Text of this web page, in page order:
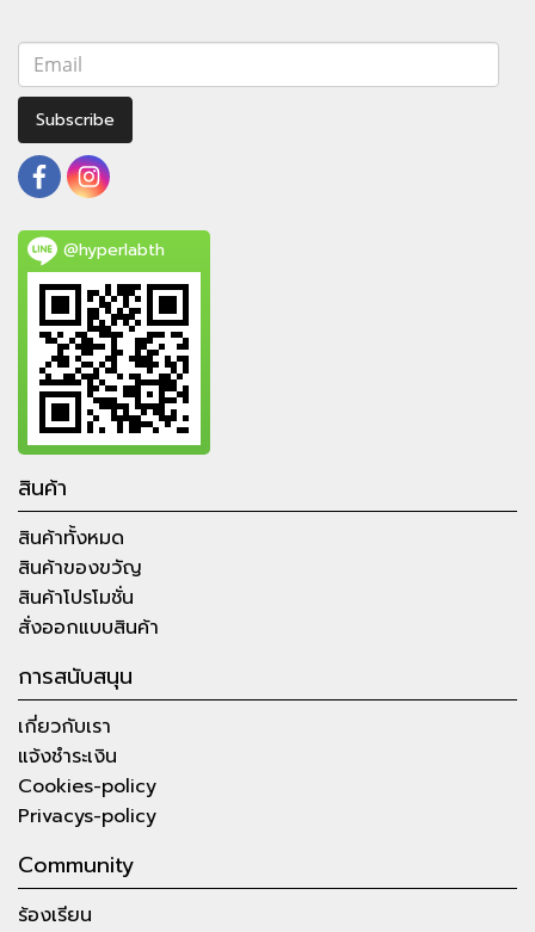
Subscribe
@hyperlabth
สินค้า
สินค้าทั้งหมด
สินค้าของขวัญ
สินค้าโปรโมชั่น
สั่งออกแบบสินค้า
การสนับสนุน
เกี่ยวกับเรา
แจ้งชำระเงิน
Cookies-policy
Privacys-policy
Community
ร้องเรียน